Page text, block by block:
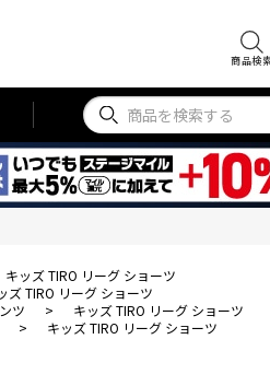
商品検
キッズ TIRO リーグ ショーツ
ズ TIRO リーグ ショーツ
ツ >
キッズ TIRO リーグ ショーツ
> キッズ TIRO リーグ ショーツ